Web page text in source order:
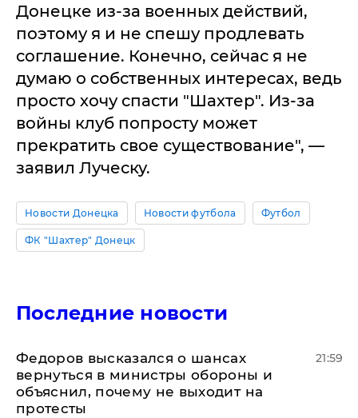
Донецке из-за военных действий,
поэтому я и не спешу продлевать
соглашение. Конечно, сейчас я не
думаю о собственных интересах, ведь
просто хочу спасти "Шахтер". Из-за
войны клуб попросту может
прекратить свое существование", —
заявил Луческу.
Новости Донецка Новости футбола Футбол
ФК "Шахтер" Донецк
Последние новости
Федоров высказался о шансах
вернуться в министры обороны и
объяснил, почему не выходит на
протесты
21:59